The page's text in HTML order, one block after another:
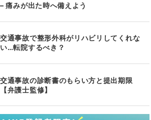
– 痛みが出た時へ備えよう
交通事故で整形外科がリハビリしてくれな
い…転院するべき？
交通事故の診断書のもらい方と提出期限
【弁護士監修】